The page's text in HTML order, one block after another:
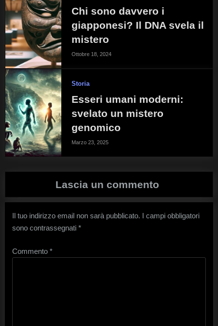
Chi sono davvero i
giapponesi? Il DNA svela il
mistero
Ottobre 18, 2024
Storia
Esseri umani moderni:
svelato un mistero
genomico
Marzo 23, 2025
Lascia un commento
Il tuo indirizzo email non sarà pubblicato. I campi obbligatori
sono contrassegnati *
Commento *